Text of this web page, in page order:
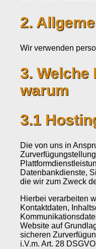
2.
Wir verwenden
3. Welche
warum
3.1
Die von uns in
Datenbankdienste,
die wir zum Zweck
Hierbei verarbeiten
Kontaktdaten,
Website auf
sicheren
i.V.m. Art. 28